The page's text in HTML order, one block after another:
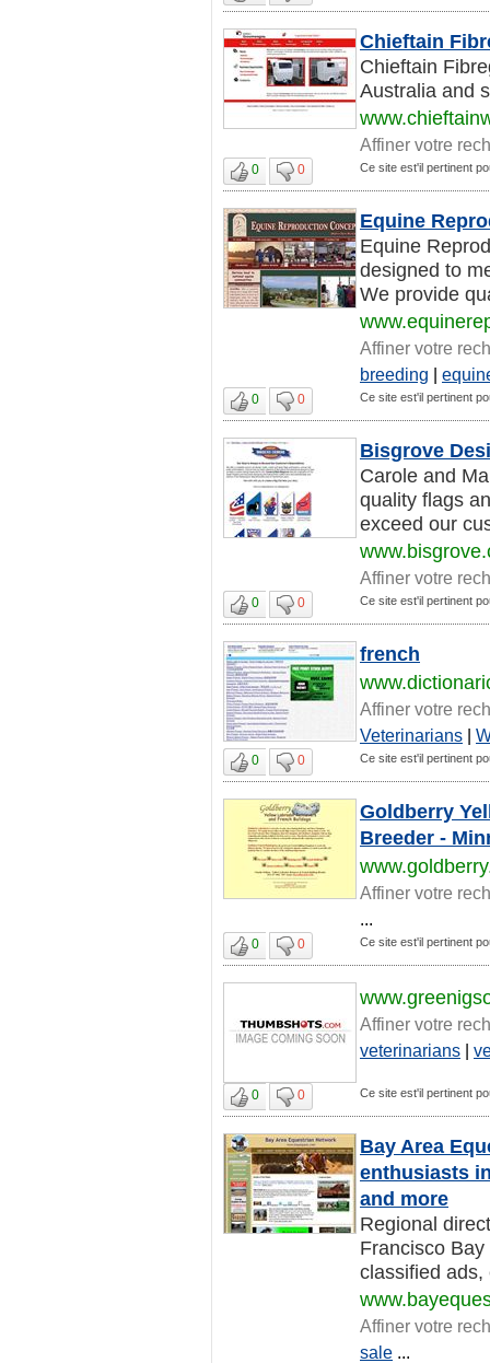
Chieftain
Chieftain
Australia and
Affiner votre
0 0 Ce site est'il pertinent
Equine
Equine
designed to
We provide
Affiner votre
breeding |
0 0 Ce site est'il pertinent
Bisgrove
Carole and
quality flags
exceed our
Affiner votre
0 0 Ce site est'il pertinent
french
Affiner votre
Veterinarians |
0 0 Ce site est'il pertinent
Goldberry
Breeder -
Affiner votre
...
0 0 Ce site est'il pertinent
Affiner votre
veterinarians |
0 0 Ce site est'il pertinent
Bay Area
enthusiasts
and more
Regional
Francisco
classified ads,
Affiner votre
sale ...